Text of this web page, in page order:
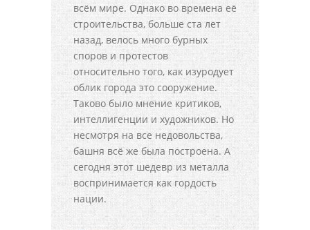
всём мире. Однако во времена её
строительства, больше ста лет
назад, велось много бурных
споров и протестов
относительно того, как изуродует
облик города это сооружение.
Таково было мнение критиков,
интеллигенции и художников. Но
несмотря на все недовольства,
башня всё же была построена. А
сегодня этот шедевр из металла
воспринимается как гордость
нации.